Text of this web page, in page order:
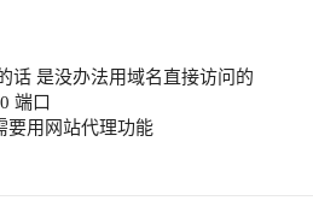
话 是没办法用域名直接访问的
端口
要用网站代理功能